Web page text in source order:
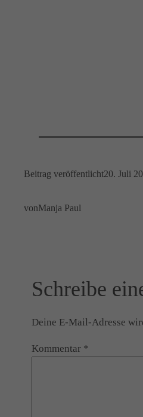
Beitrag veröffentlicht20. Juli
vonManja Paul
Schreibe
Deine E-Mail-Adresse
Kommentar *